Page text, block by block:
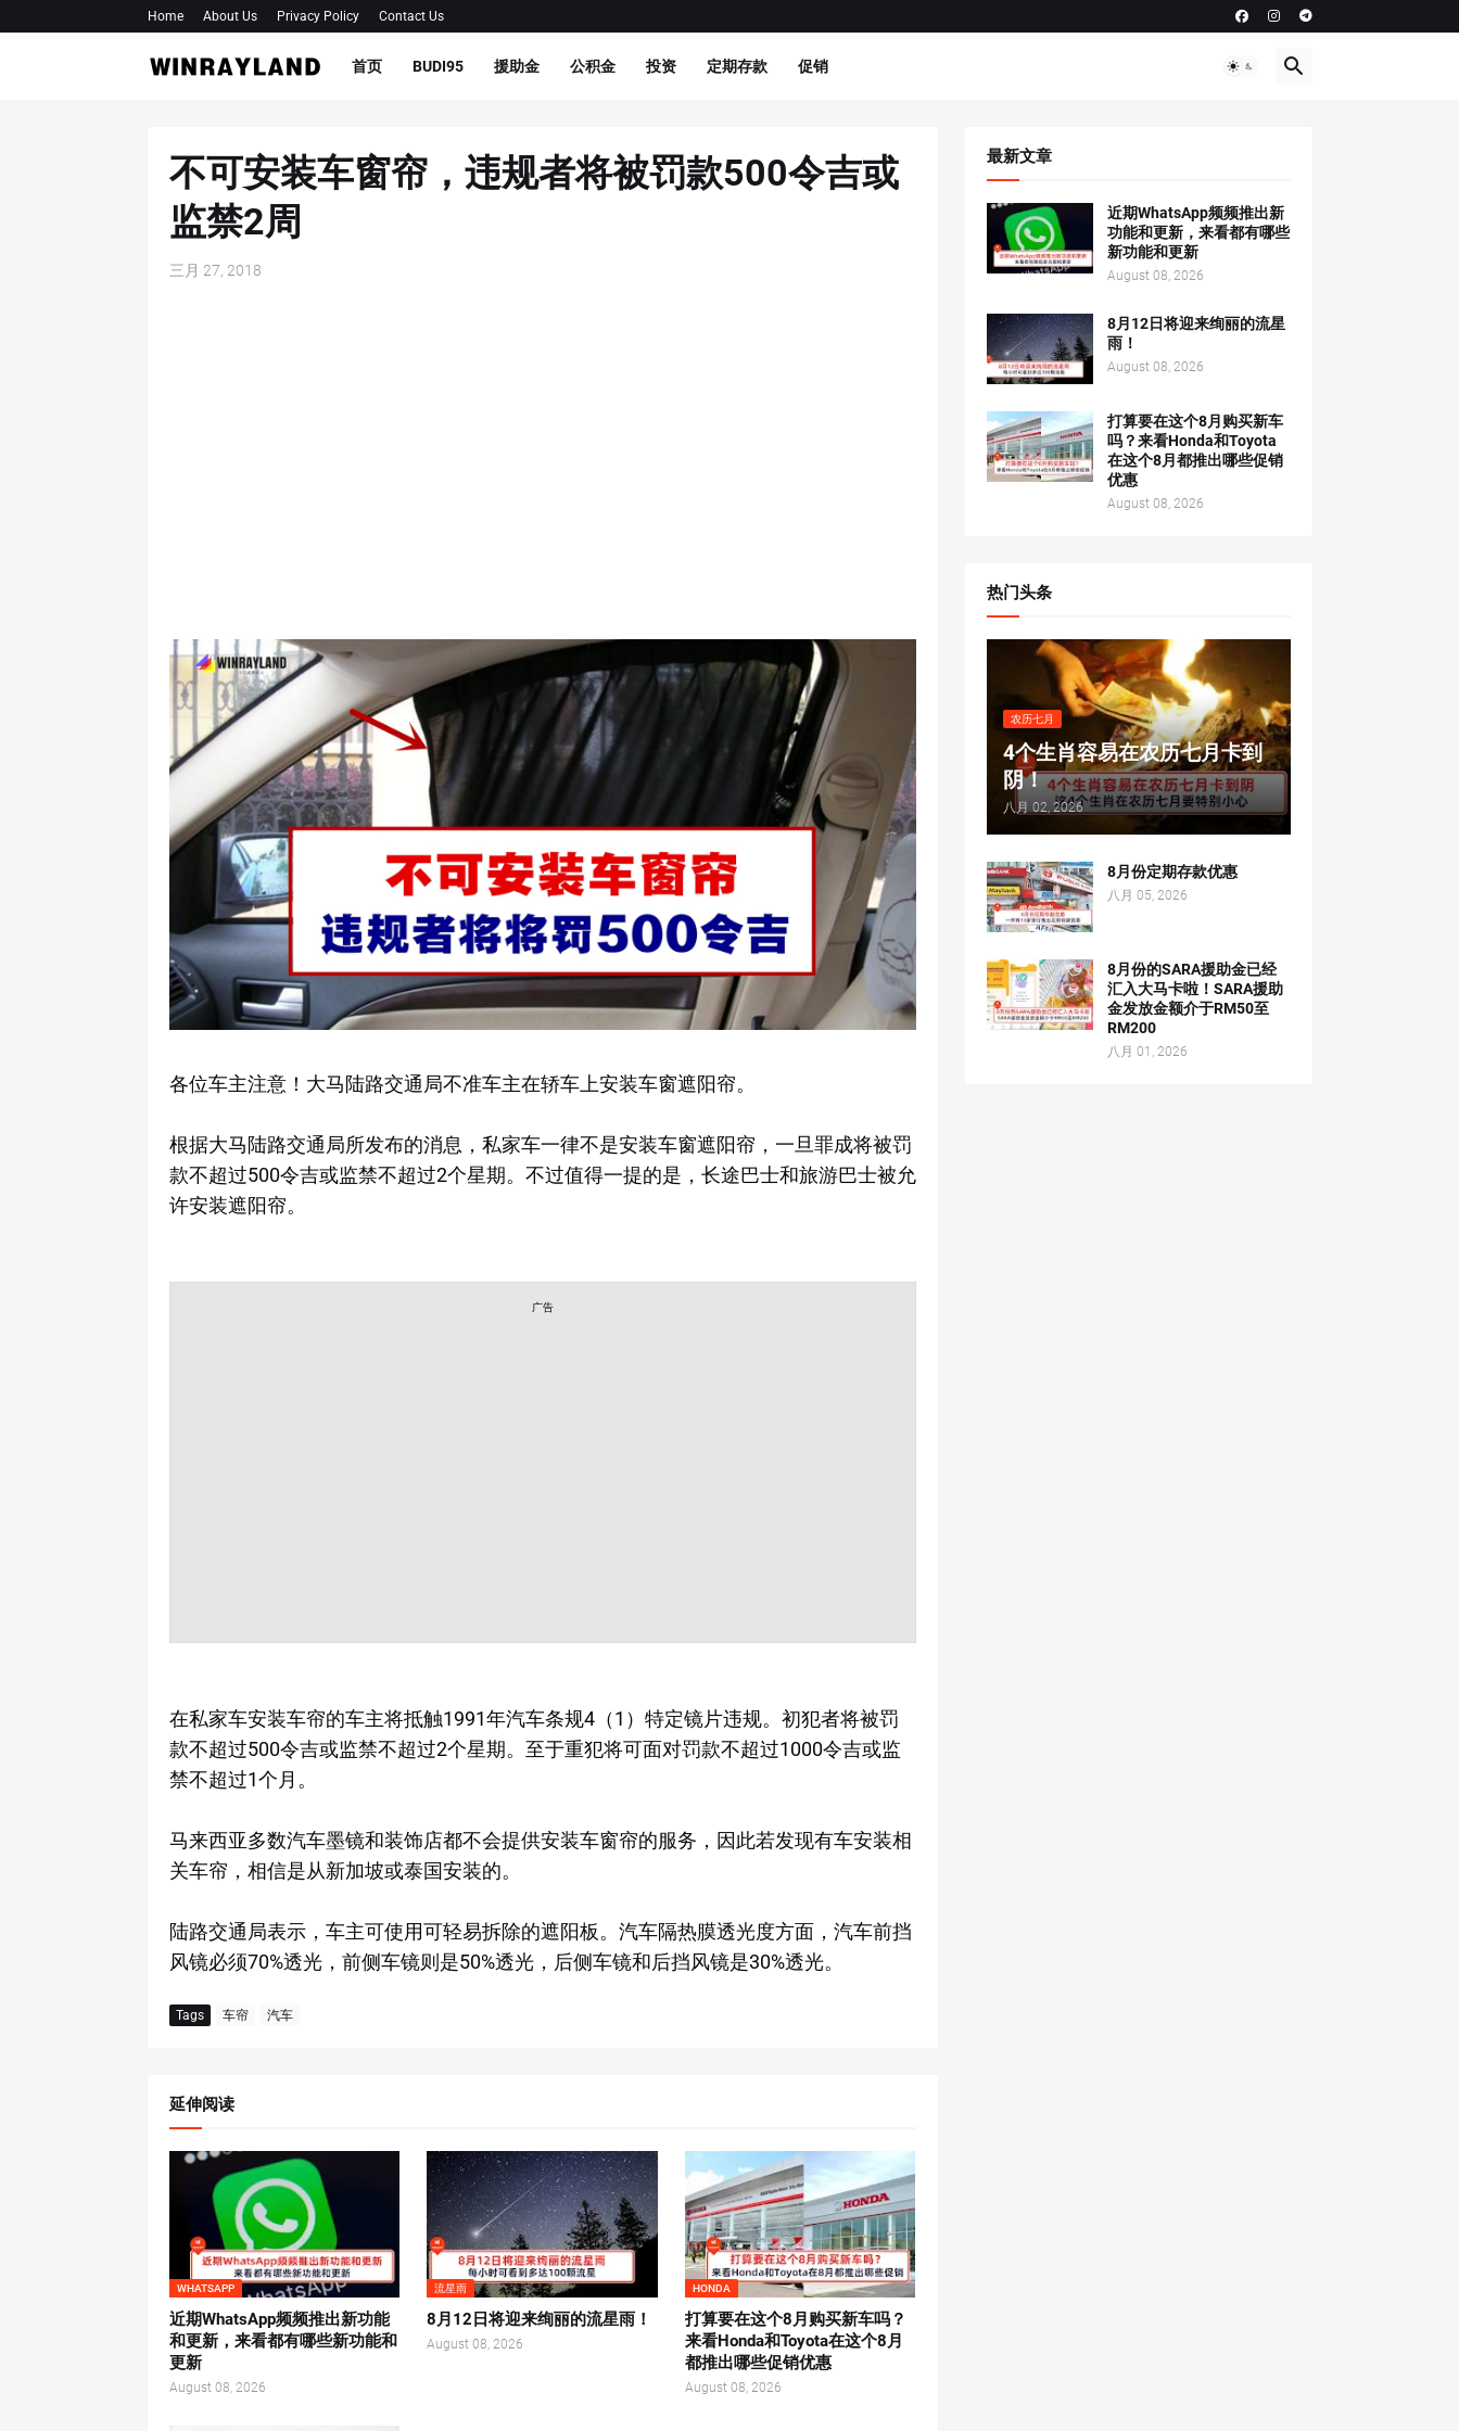
Home About Us Privacy Policy Contact Us
首页 BUDI95 援助金 公积金 投资 定期存款 促销
不可安装车窗帘，违规者将被罚款500令吉或
监禁2周
三月 27, 2018
各位车主注意！大马陆路交通局不准车主在轿车上安装车窗遮阳帘。
根据大马陆路交通局所发布的消息，私家车一律不是安装车窗遮阳帘，一旦罪成将被罚
款不超过500令吉或监禁不超过2个星期。不过值得一提的是，长途巴士和旅游巴士被允
许安装遮阳帘。
广告
在私家车安装车帘的车主将抵触1991年汽车条规4（1）特定镜片违规。初犯者将被罚
款不超过500令吉或监禁不超过2个星期。至于重犯将可面对罚款不超过1000令吉或监
禁不超过1个月。
马来西亚多数汽车墨镜和装饰店都不会提供安装车窗帘的服务，因此若发现有车安装相
关车帘，相信是从新加坡或泰国安装的。
陆路交通局表示，车主可使用可轻易拆除的遮阳板。汽车隔热膜透光度方面，汽车前挡
风镜必须70%透光，前侧车镜则是50%透光，后侧车镜和后挡风镜是30%透光。
Tags 车帘 汽车
延伸阅读
WHATSAPP
近期WhatsApp频频推出新功能
和更新，来看都有哪些新功能和
更新
August 08, 2026
流星雨
8月12日将迎来绚丽的流星雨！
August 08, 2026
HONDA
打算要在这个8月购买新车吗？
来看Honda和Toyota在这个8月
都推出哪些促销优惠
August 08, 2026
最新文章
近期WhatsApp频频推出新
功能和更新，来看都有哪些
新功能和更新
August 08, 2026
8月12日将迎来绚丽的流星
雨！
August 08, 2026
打算要在这个8月购买新车
吗？来看Honda和Toyota
在这个8月都推出哪些促销
优惠
August 08, 2026
热门头条
农历七月
4个生肖容易在农历七月卡到
阴！
八月 02, 2026
8月份定期存款优惠
八月 05, 2026
8月份的SARA援助金已经
汇入大马卡啦！SARA援助
金发放金额介于RM50至
RM200
八月 01, 2026